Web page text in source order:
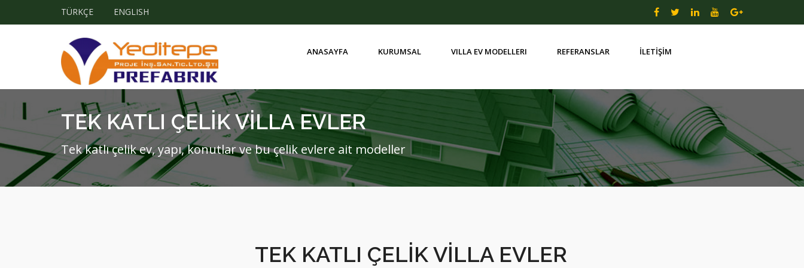
TÜRKÇE ENGLISH
ANASAYFA KURUMSAL VILLA EV MODELLERI REFERANSLAR İLETİŞİM
TEK KATLI ÇELİK VİLLA EVLER
Tek katlı çelik ev, yapı, konutlar ve bu çelik evlere ait modeller
TEK KATLI ÇELİK VİLLA EVLER